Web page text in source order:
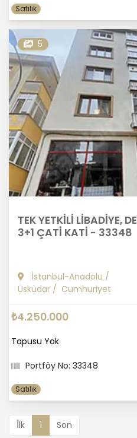
Satılık
5
TEK YETKİLİ LİBADİYE, DE
3+1 ÇATİ KATİ - 33348
İstanbul-Anadolu /
Üsküdar / Cumhuriyet
₺4.250.000
Tapusu Yok
Portföy No: 33348
Satılık
İlk 1 Son